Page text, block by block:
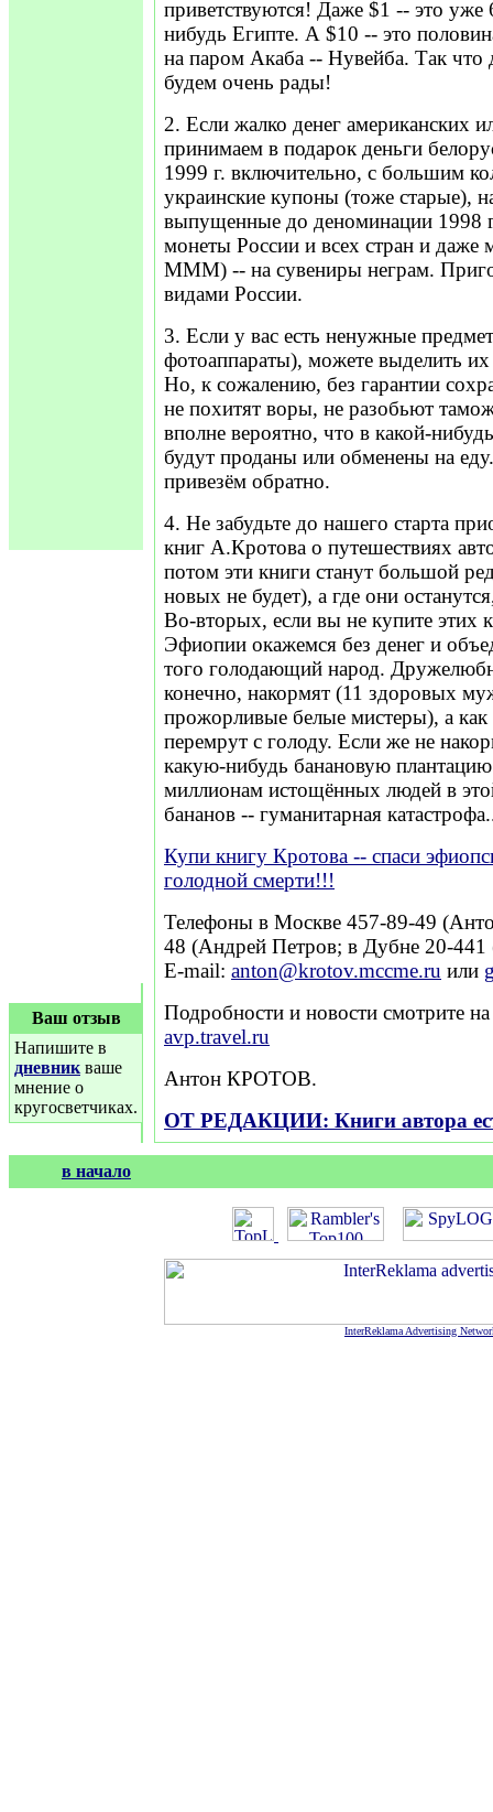
приветствуются! Даже $1 -- это уже
нибудь Египте. А $10 -- это
на паром Акаба -- Нувейба. Так что
будем очень рады!
2. Если жалко денег американских
принимаем в подарок деньги
1999 г. включительно, с большим
украинские купоны (тоже старые),
выпущенные до деноминации 1998
монеты России и всех стран и даже
МММ) -- на сувениры неграм.
видами России.
3. Если у вас есть ненужные
фотоаппараты), можете выделить
Но, к сожалению, без гарантии
не похитят воры, не разобьют
вполне вероятно, что в какой-
будут проданы или обменены на
привезём обратно.
4. Не забудьте до нашего старта
книг А.Кротова о путешествиях
потом эти книги станут большой
новых не будет), а где они
Во-вторых, если вы не купите этих
Эфиопии окажемся без денег и
того голодающий народ.
конечно, накормят (11 здоровых
прожорливые белые мистеры), а
перемрут с голоду. Если же не
какую-нибудь банановую
миллионам истощённых людей в
бананов -- гуманитарная
Купи книгу Кротова -- спаси
голодной смерти!!!
Телефоны в Москве 457-89-49
48 (Андрей Петров; в Дубне 20-
E-mail: anton@krotov.mccme.ru или
Подробности и новости смотрите
avp.travel.ru
Антон КРОТОВ.
ОТ РЕДАКЦИИ: Книги автора
Ваш отзыв
Напишите в
дневник ваше
мнение о
кругосветчиках.
в начало
InterReklama Advertising